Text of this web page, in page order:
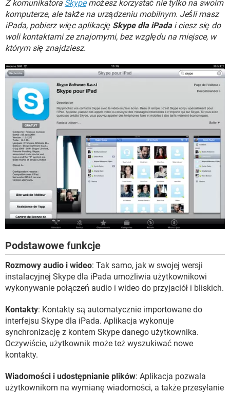
WINDOWS 10
Z komunikatora Skypemożesz korzystać nie tylko na swoim
komputerze, ale także na urządzeniu mobilnym. Jeśli masz
iPada, pobierz więc aplikację Skype dla iPadai ciesz się do
woli kontaktami ze znajomymi, bez względu na miejsce, w
którym się znajdziesz.
Podstawowe funkcje
Rozmowy audio i wideo: Tak samo, jak w swojej wersji
instalacyjnej Skype dla iPada umożliwia użytkownikowi
wykonywanie połączeń audio i wideo do przyjaciół i bliskich.
Kontakty: Kontakty są automatycznie importowane do
interfejsu Skype dla iPada. Aplikacja wykonuje
synchronizację z kontem Skype danego użytkownika.
Oczywiście, użytkownik może też wyszukiwać nowe
kontakty.
Wiadomości i udostępnianie plików: Aplikacja pozwala
użytkownikom na wymianę wiadomości, a także przesyłanie